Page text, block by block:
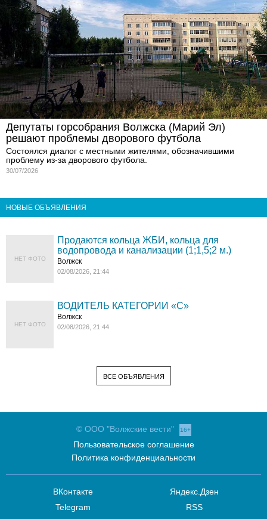
Депутаты горсобрания Волжска (Марий Эл)
решают проблемы дворового футбола
Состоялся диалог с местными жителями, обозначившими
проблему из-за дворового футбола.
30/07/2026
НОВЫЕ ОБЪЯВЛЕНИЯ
НЕТ ФОТО
Продаются кольца ЖБИ, кольца для
водопровода и канализации (1;1,5;2 м.)
Волжск
02/08/2026, 21:44
НЕТ ФОТО
ВОДИТЕЛЬ КАТЕГОРИИ «C»
Волжск
02/08/2026, 21:44
ВСЕ ОБЪЯВЛЕНИЯ
© ООО "Волжские вести" 16+
Пользовательское соглашение
Политика конфиденциальности
ВКонтакте
Telegram
Яндекс.Дзен
RSS